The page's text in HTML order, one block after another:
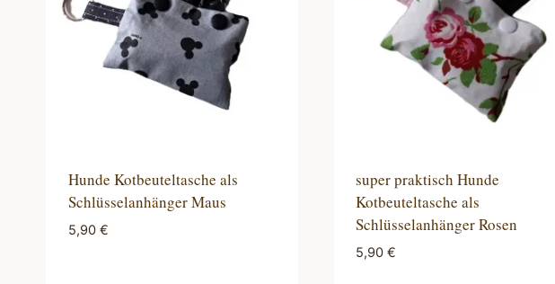
Hunde Kotbeuteltasche als
Schlüsselanhänger Maus
5,90 €
super praktisch Hunde
Kotbeuteltasche als
Schlüsselanhänger Rosen
5,90 €